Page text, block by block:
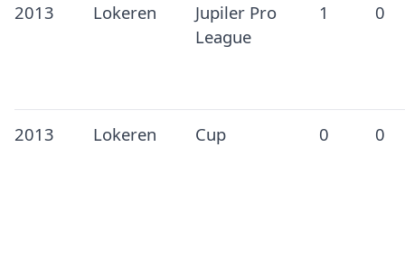
2013 Lokeren
Jupiler Pro
League
1 0
2013 Lokeren Cup 0 0